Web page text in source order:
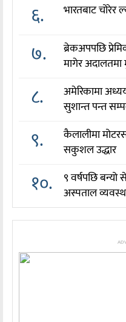
६. भारतबाट चोरेर
७.
ब्रेकअपपछि
मागेर अदालतमा
८.
अमेरिकामा
सुशान्त पन्त
९.
कैलालीमा
सकुशल उद्धार
१०.
९ वर्षपछि
अस्पताल